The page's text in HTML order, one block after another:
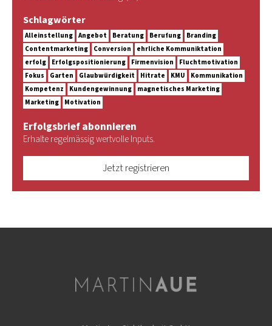
Schlagwörter
Alleinstellung Angebot Beratung Berufung
Branding
Contentmarketing
Conversion
ehrliche Kommuniktation
erfolg
Erfolgspositionierung Firmenvision
Fluchtmotivation
Fokus
Garten Glaubwürdigkeit Hitrate KMU
Kommunikation
Kompetenz
Kundengewinnung
magnetisches Marketing
Marketing
Motivation
Erfolgsbrief abonnieren
Erhalte regelmässig wertvolle Inputs.
Jetzt registrieren